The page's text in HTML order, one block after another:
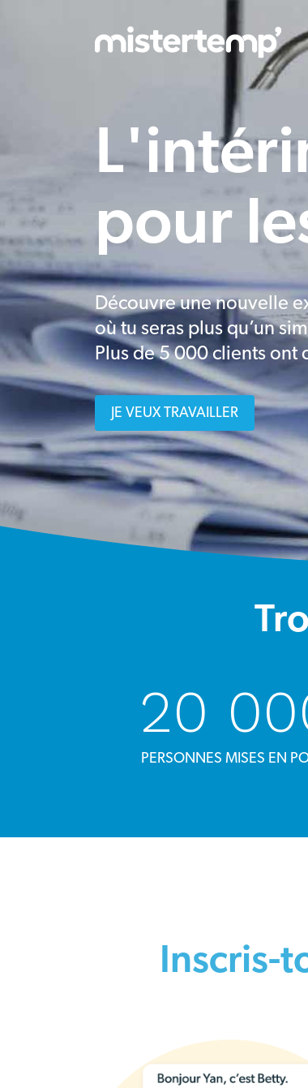
pour
Découvre une nouvelle
où tu seras plus qu’un
Plus de 5 000 clients ont
JE VEUX TRAVAILLER
20
PERSONNES MISES EN
Inscris-